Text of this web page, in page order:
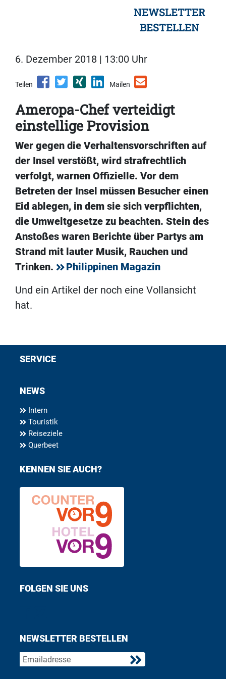
NEWSLETTER
BESTELLEN
6. Dezember 2018 | 13:00 Uhr
Teilen Mailen
Ameropa-Chef verteidigt
einstellige Provision
Wer gegen die Verhaltensvorschriften auf
der Insel verstößt, wird strafrechtlich
verfolgt, warnen Offizielle. Vor dem
Betreten der Insel müssen Besucher einen
Eid ablegen, in dem sie sich verpflichten,
die Umweltgesetze zu beachten. Stein des
Anstoßes waren Berichte über Partys am
Strand mit lauter Musik, Rauchen und
Trinken.
Philippinen Magazin
Und ein Artikel der noch eine Vollansicht
hat.
SERVICE
NEWS
Intern
Touristik
Reiseziele
Querbeet
KENNEN SIE AUCH?
FOLGEN SIE UNS
NEWSLETTER BESTELLEN